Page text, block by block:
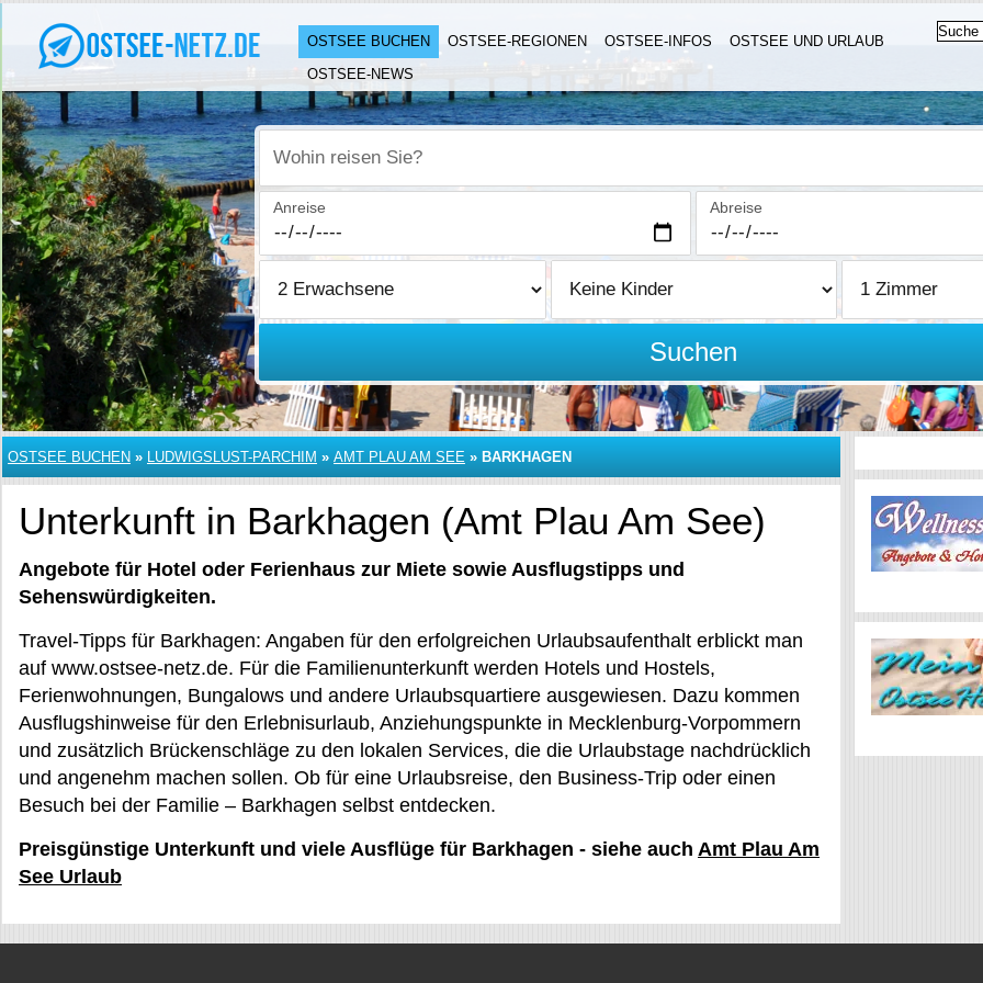
OSTSEE BUCHEN OSTSEE-REGIONEN OSTSEE-INFOS
OSTSEE UND URLAUB
OSTSEE-NEWS
Wohin reisen Sie?
Anreise Abreise
Suchen
OSTSEE BUCHEN » LUDWIGSLUST-PARCHIM » AMT PLAU AM SEE » BARKHAGEN
Unterkunft in Barkhagen (Amt Plau Am See)
Angebote für Hotel oder Ferienhaus zur Miete sowie Ausflugstipps und
Sehenswürdigkeiten.
Travel-Tipps für Barkhagen: Angaben für den erfolgreichen Urlaubsaufenthalt erblickt man
auf www.ostsee-netz.de. Für die Familienunterkunft werden Hotels und Hostels,
Ferienwohnungen, Bungalows und andere Urlaubsquartiere ausgewiesen. Dazu kommen
Ausflugshinweise für den Erlebnisurlaub, Anziehungspunkte in Mecklenburg-Vorpommern
und zusätzlich Brückenschläge zu den lokalen Services, die die Urlaubstage nachdrücklich
und angenehm machen sollen. Ob für eine Urlaubsreise, den Business-Trip oder einen
Besuch bei der Familie – Barkhagen selbst entdecken.
Preisgünstige Unterkunft und viele Ausflüge für Barkhagen - siehe auch Amt Plau Am
See Urlaub